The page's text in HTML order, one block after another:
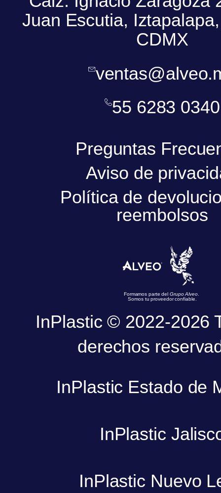
Juan Escutia,
CDMX
55 6283 0340
Preguntas
Aviso de
Política de
reembolsos
Formamos parte delGrupo Alveo.
Somos tu proveedor confiable.
InPlastic © 2022-2026
derechos
InPlastic Estado de
InPlastic
InPlastic Nuevo